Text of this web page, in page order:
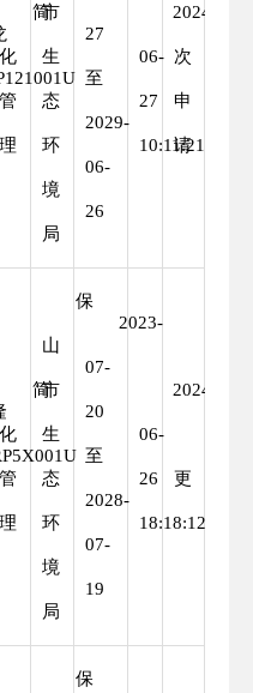
简
化
管
理
市
生
态
环
境
局
27
至
2029-
06-
26
2024-
06-
27
10:11:21
次
申
请
简
化
管
理
保
山
市
生
态
环
境
局
2023-
07-
20
至
2028-
07-
19
2024-
06-
26
18:18:12
更
保